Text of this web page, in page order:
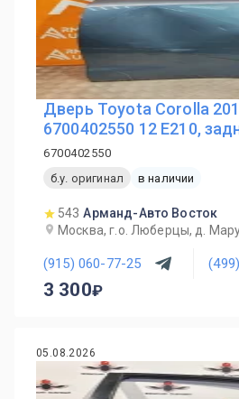
Дверь Toyota Corolla
6700402550 12 E210,
6700402550
б.у. оригинал
в наличии
543 Арманд-Авто Восток
Москва, г.о. Люберцы, д.
(915) 060-77-25
3 300
05.08.2026